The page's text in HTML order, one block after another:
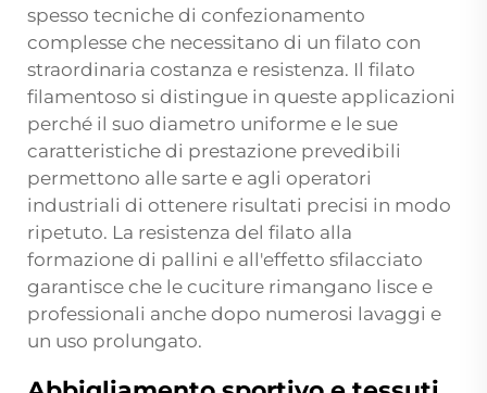
spesso tecniche di confezionamento
complesse che necessitano di un filato con
straordinaria costanza e resistenza. Il filato
filamentoso si distingue in queste applicazioni
perché il suo diametro uniforme e le sue
caratteristiche di prestazione prevedibili
permettono alle sarte e agli operatori
industriali di ottenere risultati precisi in modo
ripetuto. La resistenza del filato alla
formazione di pallini e all'effetto sfilacciato
garantisce che le cuciture rimangano lisce e
professionali anche dopo numerosi lavaggi e
un uso prolungato.